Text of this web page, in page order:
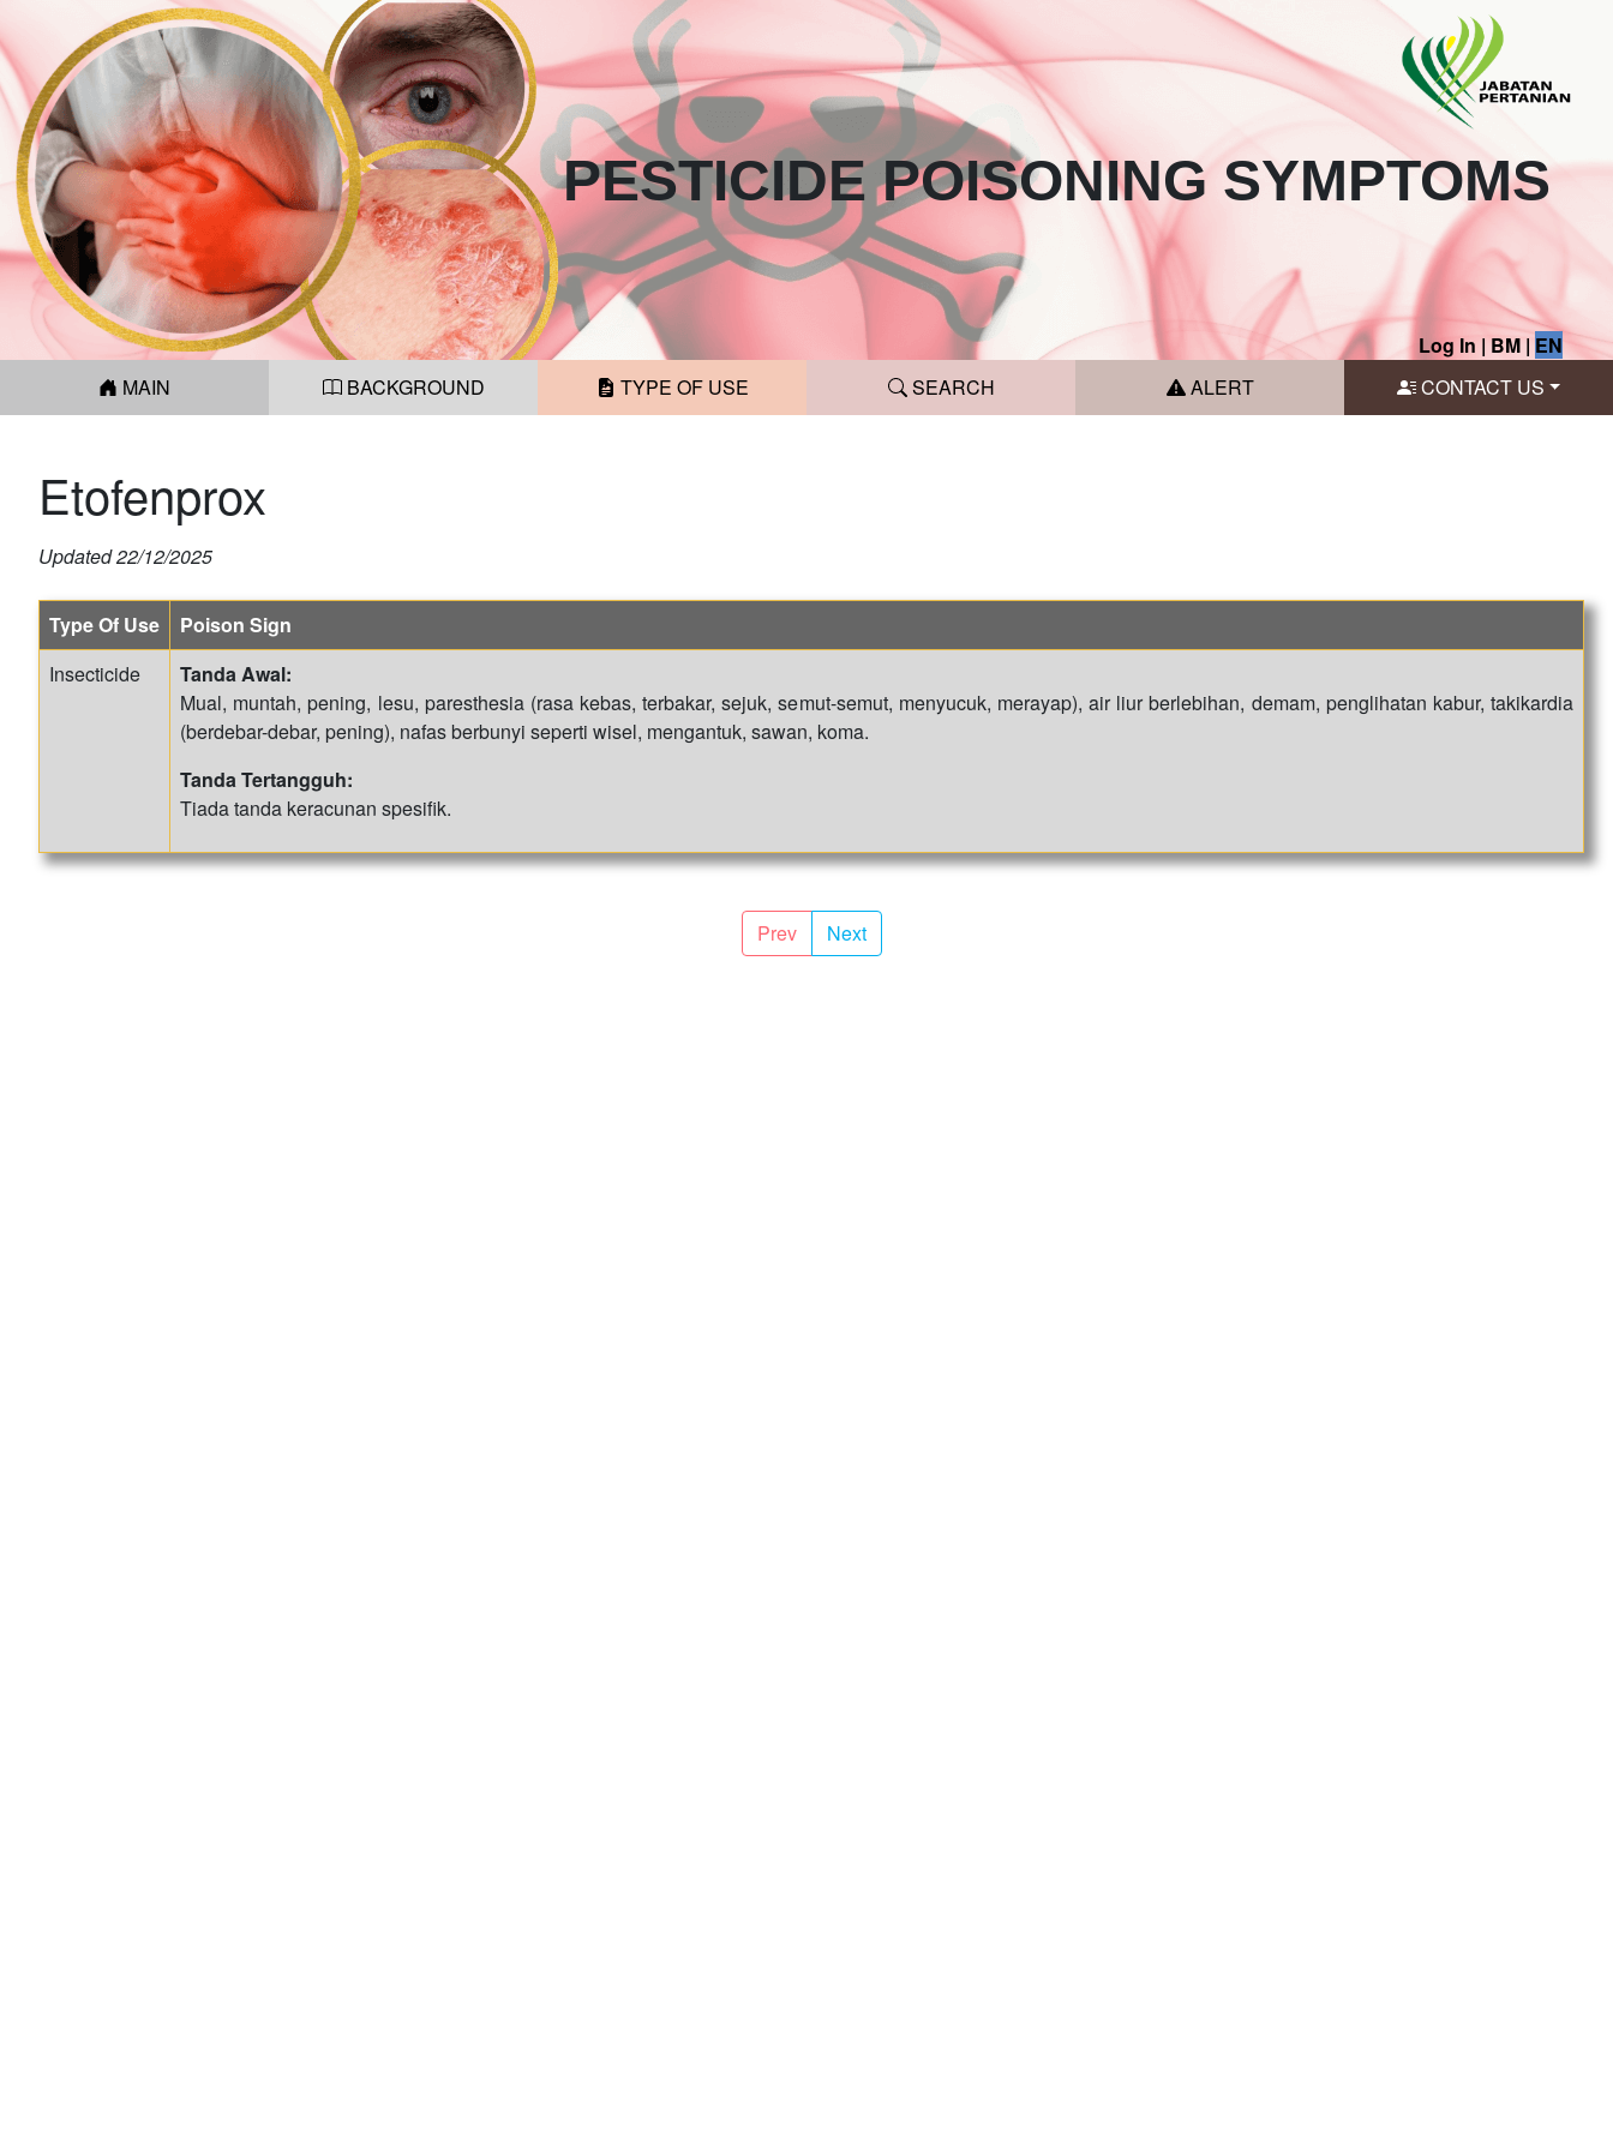
PESTICIDEPOISONING SYMPTOMS
Log In | BM | EN
MAIN
BACKGROUND TYPE OF USE SEARCH ALERT CONTACT US
Etofenprox
Updated22/12/2025
Type Of Use
Poison Sign
Insecticide
Tanda Awal:
Mual, muntah, pening, lesu, paresthesia (rasa kebas, terbakar, sejuk, semut-semut, menyucuk, merayap), air liur berlebihan, demam, penglihatan kabur, takikardia
(berdebar-debar, pening), nafas berbunyi seperti wisel, mengantuk, sawan, koma.
Tanda Tertangguh:
Tiada tanda keracunan spesifik.
Prev Next